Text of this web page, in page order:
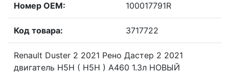
Номер OEM: 100017791R
Код товара: 3717722
Renault Duster 2 2021 Рено Дастер 2 2021
двигатель H5H ( Н5Н ) A460 1.3л НОВЫЙ